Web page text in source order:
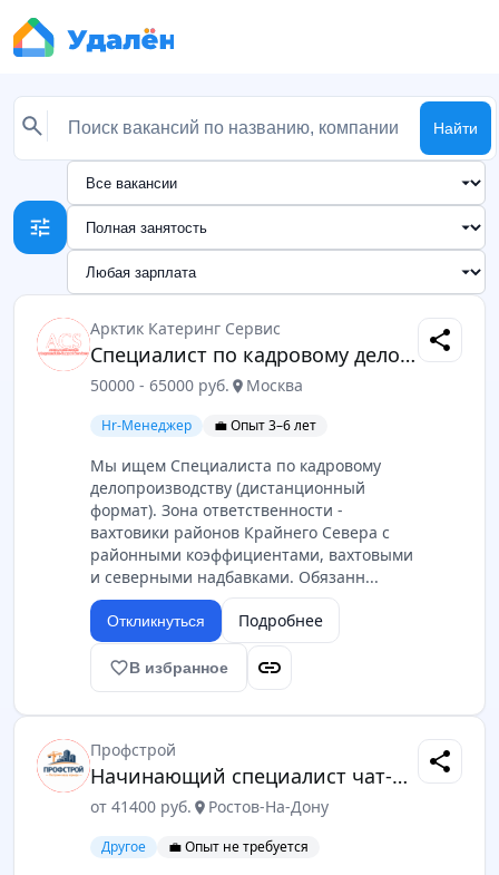
Найти
tune
Арктик Катеринг Сервис
Специалист по кадровому делопроизводству
50000 - 65000 руб. location_on Москва
Hr-Менеджер 💼 Опыт 3–6 лет
Мы ищем Специалиста по кадровому
делопроизводству (дистанционный
формат). Зона ответственности -
вахтовики районов Крайнего Севера с
районными коэффициентами, вахтовыми
и северными надбавками. Обязанн...
Откликнуться Подробнее
favorite_borderВ избранное link
share
Профстрой
Начинающий специалист чат-поддержки (без продаж)
от 41400 руб. location_on Ростов-На-Дону
Другое 💼 Опыт не требуется
share